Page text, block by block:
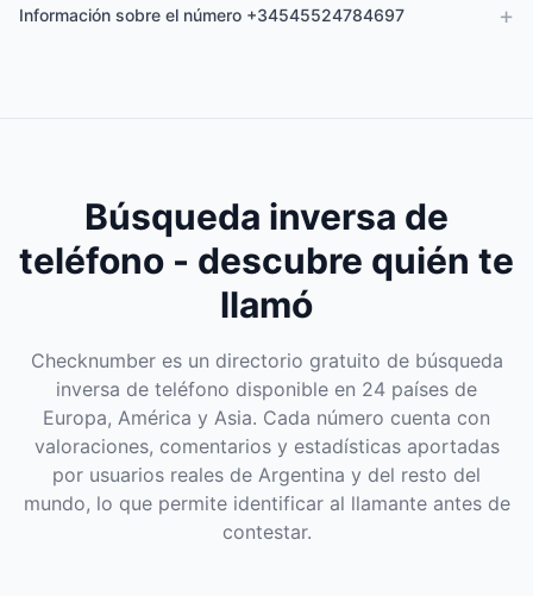
Información sobre el número +34545524784697 +
Búsqueda inversa de
teléfono - descubre quién te
llamó
Checknumber es un directorio gratuito de búsqueda
inversa de teléfono disponible en 24 países de
Europa, América y Asia. Cada número cuenta con
valoraciones, comentarios y estadísticas aportadas
por usuarios reales de Argentina y del resto del
mundo, lo que permite identificar al llamante antes de
contestar.